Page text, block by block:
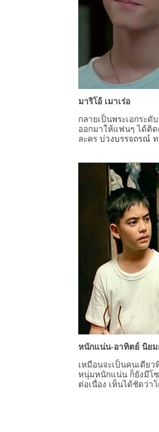
มาริโอ้ เมาเร่อ
กลายเป็นพระเอกระ
ออกมาให้แฟนๆ ได้ติ
ละคร บ่วงบรรจถรณ์ ท
หนักแน่น-อาทิตย์ นิยม
เหมือนจะเป็นคนเดีย
หนุ่มหนักแน่น ก็ยังมีโซ
ต่อเนื่อง เห็นได้ชัดว่